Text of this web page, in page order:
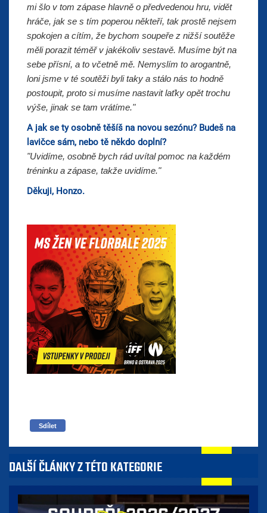
mi šlo v tom zápase hlavně o předvedenou hru, vidět
hráče, jak se s tím poperou někteří, tak prostě nejsem
spokojen a cítím, že bychom soupeře z nižší soutěže
měli porazit téměř v jakékoliv sestavě. Musíme být na
sebe přísní, a to včetně mě. Nemyslím to arogantně,
loni jsme v té soutěži byli taky a stálo nás to hodně
postoupit, proto si musíme nastavit laťky opět trochu
výše, jinak se tam vrátíme."
A jak se ty osobně těšíš na novou sezónu? Budeš na
lavičce sám, nebo tě někdo doplní?
"Uvidíme, osobně bych rád uvítal pomoc na každém
tréninku a zápase, takže uvidíme."
Děkuji, Honzo.
Sdílet
DALŠÍ ČLÁNKY Z TÉTO KATEGORIE